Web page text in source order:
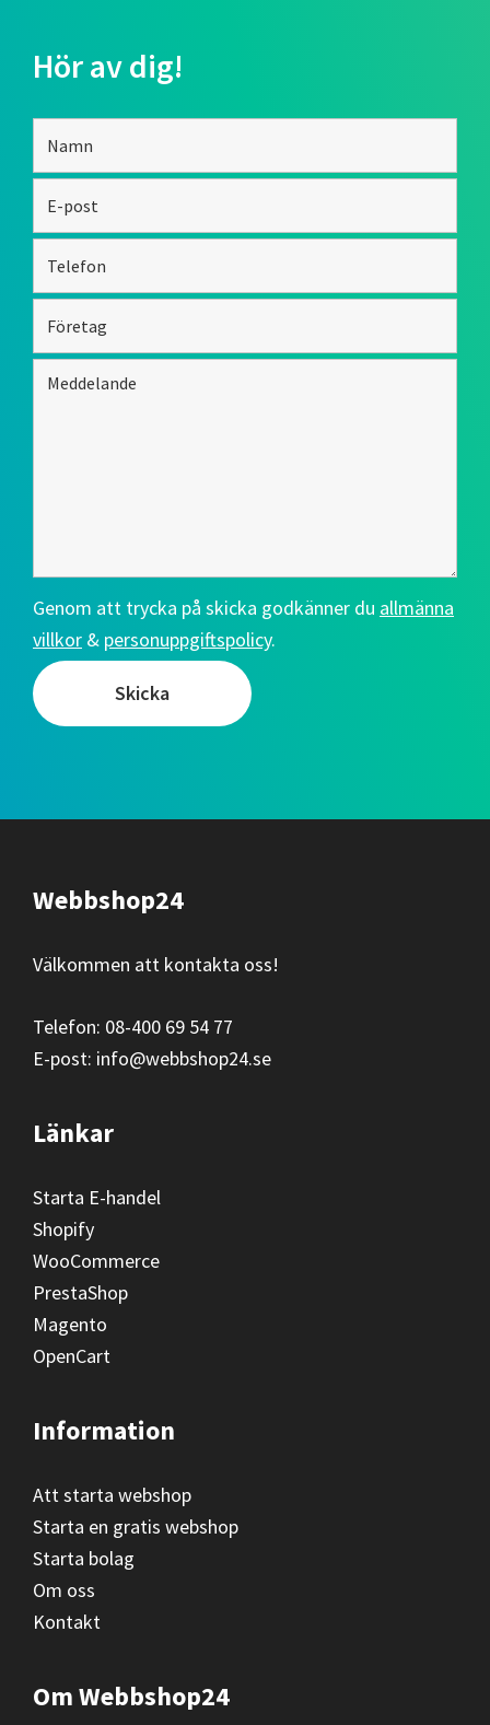
Hör av dig!
Genom att trycka på skicka godkänner du allmänna
villkor & personuppgiftspolicy.
Footer
Webbshop24
Välkommen att kontakta oss!
Telefon: 08-400 69 54 77
E-post: info@webbshop24.se
Länkar
Starta E-handel
Shopify
WooCommerce
PrestaShop
Magento
OpenCart
Information
Att starta webshop
Starta en gratis webshop
Starta bolag
Om oss
Kontakt
Om Webbshop24